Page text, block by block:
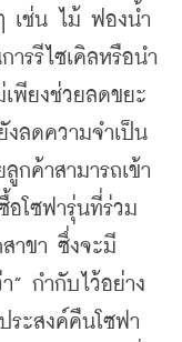
เช่น ไม้ ฟองน้ำ
ารรีไซเคิลหรือนำ
พียงช่วยลดขยะ
งลดความจำเป็น
กค้าสามารถเข้า
โซฟารุ่นที่ร่วม
าขา ซึ่งจะมี
กำกับไว้อย่าง
ระสงค์คืนโซฟา